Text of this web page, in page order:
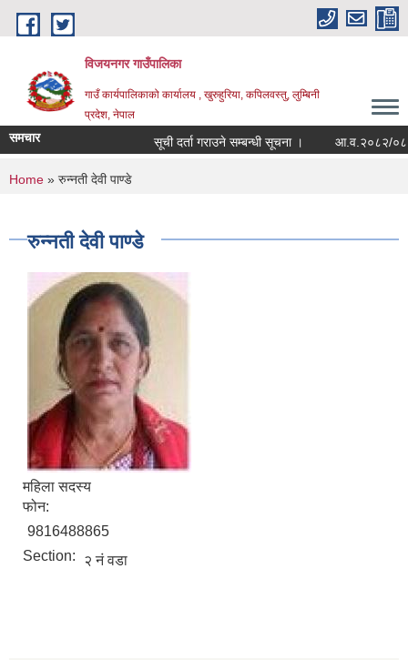
Skip to main content
विजयनगर गाउँपालिका
गाउँ कार्यपालिकाको कार्यालय , खुरुहुरिया, कपिलवस्तु, लुम्बिनी
प्रदेश, नेपाल
समचार सूची दर्ता गराउने सम्बन्धी सूचना । आ.व.२०८२/
You are here
Home » रुन्नती देवी पाण्डे
रुन्नती देवी पाण्डे
महिला सदस्य
फोन:
9816488865
Section:
२ नं वडा